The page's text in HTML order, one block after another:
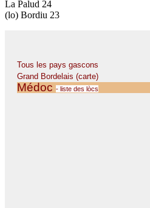
La Palud 24
(lo) Bordiu 23